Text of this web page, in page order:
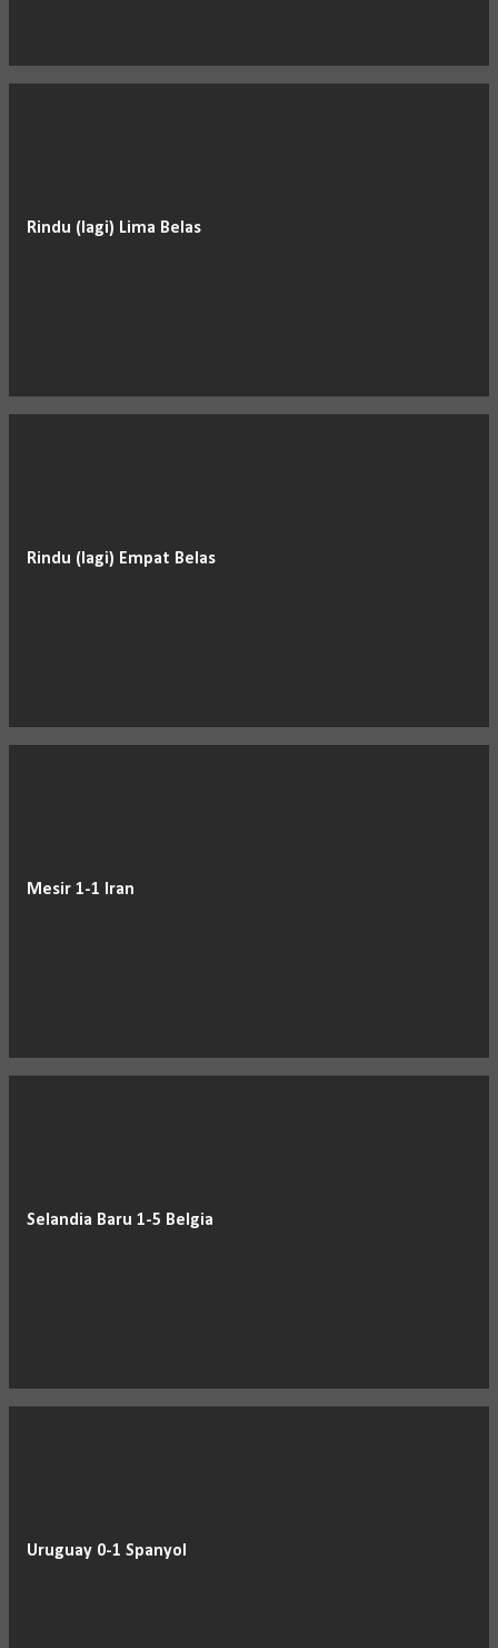
Rindu (lagi) Lima Belas
Rindu (lagi) Empat Belas
Mesir 1-1 Iran
Selandia Baru 1-5 Belgia
Uruguay 0-1 Spanyol